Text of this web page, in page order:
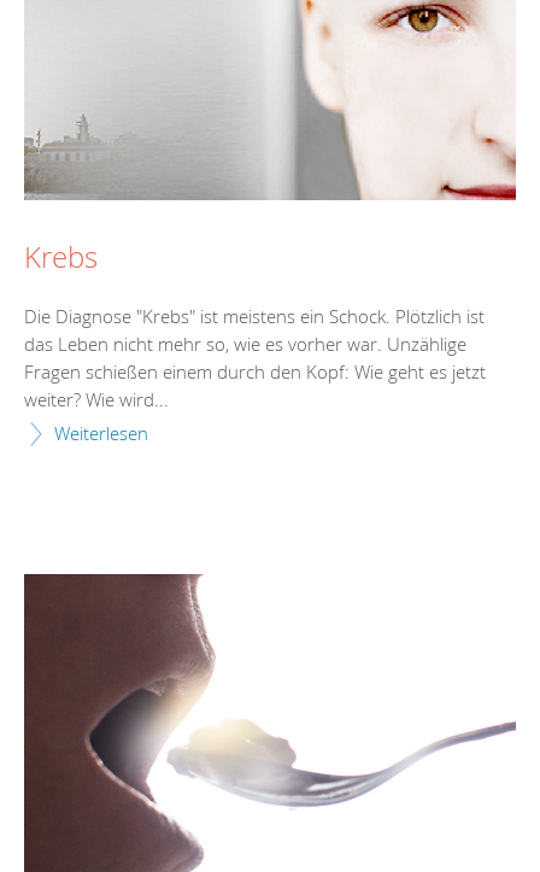
Krebs
Die Diagnose "Krebs" ist meistens ein Schock. Plötzlich ist
das Leben nicht mehr so, wie es vorher war. Unzählige
Fragen schießen einem durch den Kopf: Wie geht es jetzt
weiter? Wie wird...
Weiterlesen